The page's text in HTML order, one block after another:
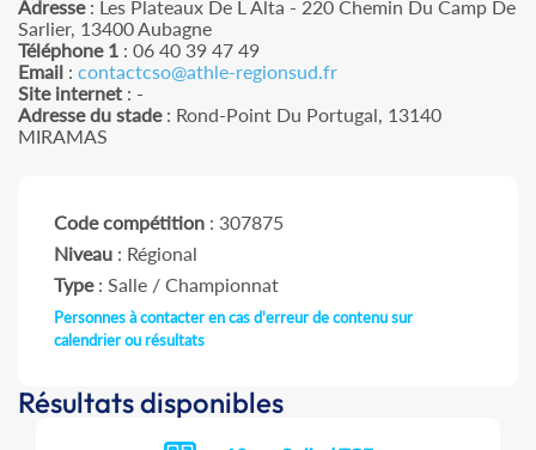
Adresse: Les Plateaux De L Alta - 220 Chemin Du Camp De
Sarlier, 13400 Aubagne
Téléphone 1 : 06 40 39 47 49
Email : contactcso@athle-regionsud.fr
Site internet : -
Adresse du stade: Rond-Point Du Portugal, 13140
MIRAMAS
Code compétition : 307875
Niveau : Régional
Type: Salle / Championnat
Personnes à contacter en cas d'erreur de contenu sur
calendrier ou résultats
Résultats disponibles